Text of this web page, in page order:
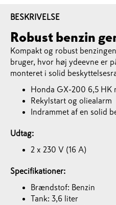
BESKRIVELSE
Robust benzin
Kompakt og robust
bruger, hvor høj ydeevne er
monteret i solid
Honda GX-200 6,5 HK
Rekylstart og oliealarm
Indrammet af en solid
Udtag:
2 x 230 V (16 A)
Specifikationer:
Brændstof: Benzin
Tank: 3,6 liter